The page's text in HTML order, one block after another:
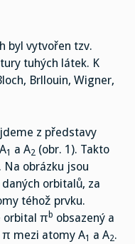
byl vytvořen tzv.
tuhých látek. K
Brllouin, Wigner,
z představy
1 a A2 (obr. 1). Takto
. Na obrázku jsou
orbitalů, za
téhož prvku.
orbital πb obsazený a
π mezi atomy A1 a A2.